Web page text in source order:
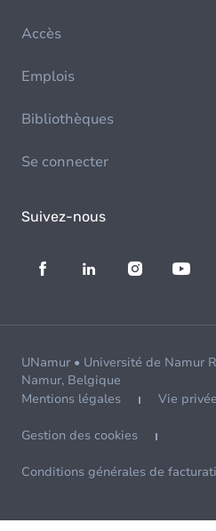
Accès
Emplois
Bibliothèques
Se connecter
Suivez-nous
UNamur • Université de Namur
Namur, Belgique
Mentions légales
Vie privée
Gestion des cookies
Conditions générales de